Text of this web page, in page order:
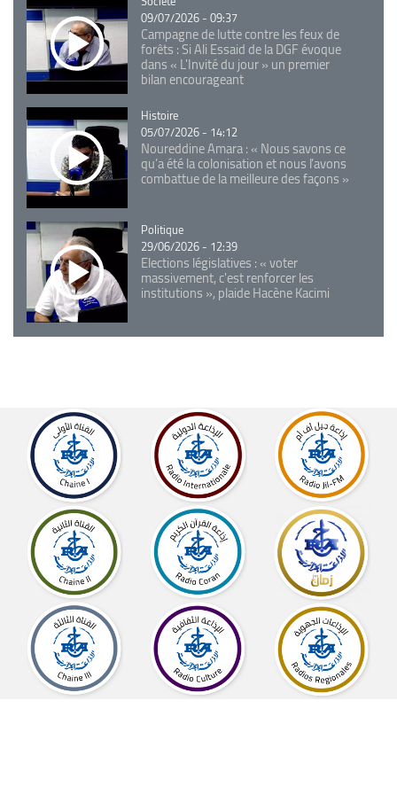
09/07/2026 - 09:37
Campagne de lutte contre les feux de
forêts : Si Ali Essaid de la DGF évoque
dans « L'Invité du jour » un premier
bilan encourageant
Catégorie
Histoire
05/07/2026 - 14:12
Noureddine Amara : « Nous savons ce
qu’a été la colonisation et nous l’avons
combattue de la meilleure des façons »
Catégorie
Politique
29/06/2026 - 12:39
Elections législatives : « voter
massivement, c'est renforcer les
institutions », plaide Hacène Kacimi